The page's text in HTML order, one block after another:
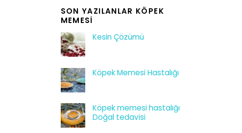
SON YAZILANLAR KÖPEK
MEMESI
Kesin Çözümü
Köpek Memesi Hastalığı
Köpek memesi hastalığı
Doğal tedavisi